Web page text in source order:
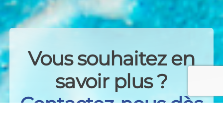
Vous souhaitez en
savoir plus ?
Contactez-nous dès